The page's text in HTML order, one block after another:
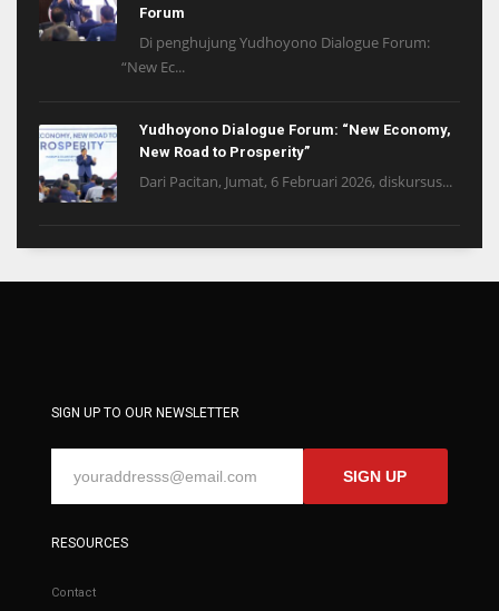
Forum
Di penghujung Yudhoyono Dialogue Forum:
“New Ec...
Yudhoyono Dialogue Forum: “New Economy,
New Road to Prosperity”
Dari Pacitan, Jumat, 6 Februari 2026, diskursus...
SIGN UP TO OUR NEWSLETTER
SIGN UP
RESOURCES
Contact